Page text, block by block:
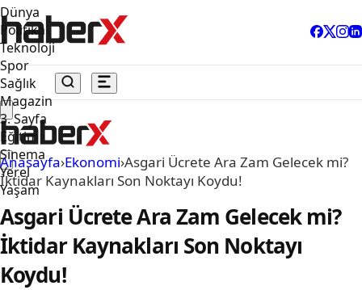
Dünya
Politika
Teknoloji
Spor
Sağlık
Magazin
3. Sayfa
Eğitim
Sinema
Yerel
Yaşam
Anasayfa›Ekonomi›Asgari Ücrete Ara Zam Gelecek mi?
İktidar Kaynakları Son Noktayı Koydu!
Asgari Ücrete Ara Zam Gelecek mi?
İktidar Kaynakları Son Noktayı
Koydu!